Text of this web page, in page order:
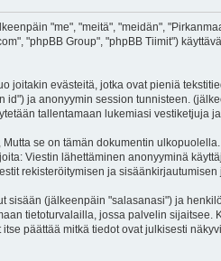
"me", "meitä", "meidän",
"phpBB Group", "phpBB Tiimit")
evästeitä, jotka ovat pieniä
ja anonyymin session tunnisteen.
tallentamaan lukemiasi vestiketjuja
se on tämän dokumentin
Viestin lähettäminen anonyyminä
rekisteröitymisen ja
(jälkeenpäin "salasanasi") ja
tietoturvalailla, jossa palvelin sijaitsee.
päättää mitkä tiedot ovat julkisesti